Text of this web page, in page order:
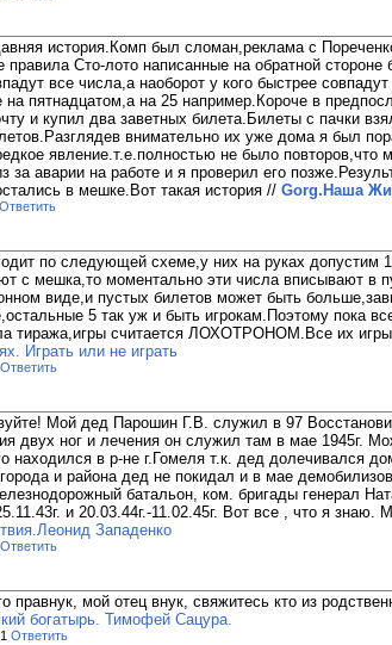
история.Комп был сломан,реклама с
Сто-лото написанные на обратной стороне
все числа,а наоборот у кого быстрее
на пятнадцатом,а на 25 например.Короче в
и купил два заветных билета.Билеты с пачки
внимательно их уже дома я был
явление.т.е.полностью не было
за аварии на работе и я проверил его
в мешке.Вот такая история // Gorg.Наша
Ответить
по следующей схеме,у них на руках допустим
с мешка,то моментально эти числа вписывают
виде,и пустых билетов может быть
5 так уж и быть игрокам.Поэтому пока
тиража,игры считается ЛОХОТРОНОМ.Все их игры
Играть или не играть
Ответить
Мой дед Парошин Г.В. служил в 97
двух ног и лечения он служил там в мае 1945г.
находился в р-не г.Гомеля т.к. дед долечивался
и района дед не покидал и в мае
батальон, ком. бригады генерал
и 20.03.44г.-11.02.45г. Вот все , что я знаю.
Западенко
Ответить
правнук, мой отец внук, свяжитесь кто из
богатырь. Тимофей Сацура.
Ответить